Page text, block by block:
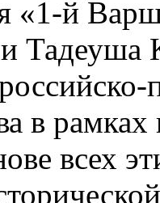
«1-й
Тадеуша
в
всех